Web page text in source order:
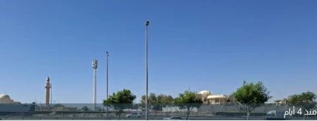
منذ 4 أيام